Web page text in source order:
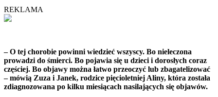
REKLAMA
– O tej chorobie powinni wiedzieć wszyscy. Bo nieleczona
prowadzi do śmierci. Bo pojawia się u dzieci i dorosłych coraz
częściej. Bo objawy można łatwo przeoczyć lub zbagatelizować
– mówią Zuza i Janek, rodzice pięcioletniej Aliny, która została
zdiagnozowana po kilku miesiącach nasilających się objawów.